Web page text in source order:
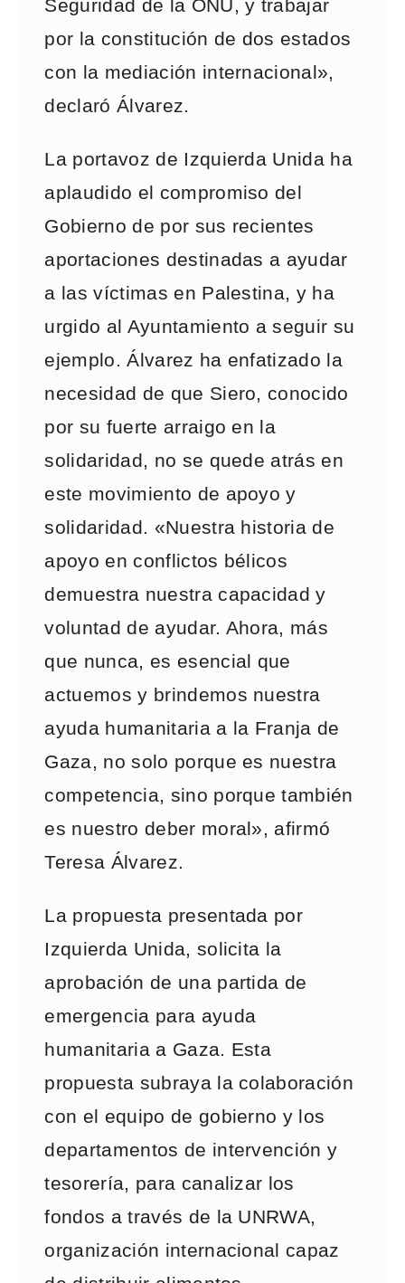
Seguridad de la ONU, y trabajar
por la constitución de dos estados
con la mediación internacional»,
declaró Álvarez.
La portavoz de Izquierda Unida ha
aplaudido el compromiso del
Gobierno de por sus recientes
aportaciones destinadas a ayudar
a las víctimas en Palestina, y ha
urgido al Ayuntamiento a seguir su
ejemplo. Álvarez ha enfatizado la
necesidad de que Siero, conocido
por su fuerte arraigo en la
solidaridad, no se quede atrás en
este movimiento de apoyo y
solidaridad. «Nuestra historia de
apoyo en conflictos bélicos
demuestra nuestra capacidad y
voluntad de ayudar. Ahora, más
que nunca, es esencial que
actuemos y brindemos nuestra
ayuda humanitaria a la Franja de
Gaza, no solo porque es nuestra
competencia, sino porque también
es nuestro deber moral», afirmó
Teresa Álvarez.
La propuesta presentada por
Izquierda Unida, solicita la
aprobación de una partida de
emergencia para ayuda
humanitaria a Gaza. Esta
propuesta subraya la colaboración
con el equipo de gobierno y los
departamentos de intervención y
tesorería, para canalizar los
fondos a través de la UNRWA,
organización internacional capaz